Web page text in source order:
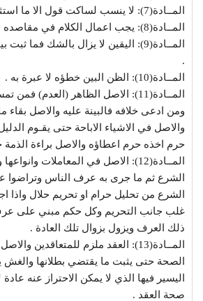
المــادة(7): لا ينسب لساكت قول الا ما استثني بنص شرعي0
المــادة(8): يجب اعمال الكلام في مقاصده .
المــادة(9): اليقين لا يزال بالشك فما
.
المــادة(10): الظن البين خطؤه لا عبرة به .
المــادة(11): الاصل الظاهر (العدم)
ومن ادعى خلافه فالبينة عليه والاصل بقاء
والاصل في الاشياء الاباحة حتى يقـوم
حرم اخذه حرم اعطاؤه والاصل براءة الذمة
المــادة(12): الاصل في المعاملات
الشرع ثم ما جرى به عرف الناس وتراضوا
الشرع من تحليل حرام او تحريم حلال واذا
غلب جانب التحريم وكل حكم مبني على عرف
ذلك العرف ويزول بزوال تلك العادة .
المــادة(13): العقد ملزم للمتعاقدين
الصحة حتى يثبت ما يقتضي بطلانها والغش
اليسير فيها الذي لا يمكن الاحتراز عنه
صحة العقد .